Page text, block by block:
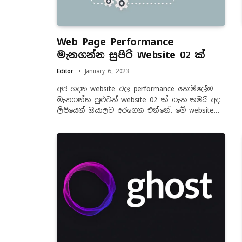
Web Page Performance
මැනගන්න සුපිරි Website 02 ක්
Editor January 6, 2023
අපි හදන website වල performance ⁣නොමිලේම
මැනගන්න පුළුවන් website 02 ක් ගැන තමයි අද
ලිපියෙන් ඔයාලට අරගෙන එන්නේ. මේ website…